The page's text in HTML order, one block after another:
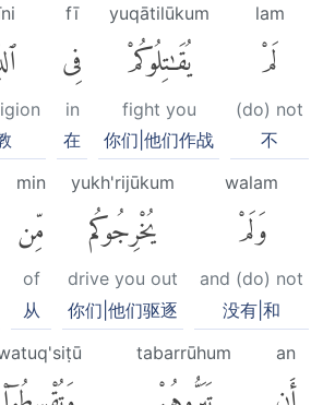
lam
لَمْ
(do) not
不
yuqātilūkum
يُقَٰتِلُوكُمْ
fight you
你们|他们作战
fī
فِى
in
在
walam
وَلَمْ
and (do) not
没有|和
yukh'rijūkum
يُخْرِجُوكُم
drive you out
你们|他们驱逐
min
مِّن
of
从
an
tabarrūhum